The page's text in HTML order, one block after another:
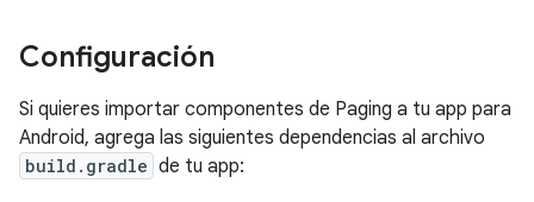
Configuración
Si quieres importar componentes de Paging a tu app para
Android, agrega las siguientes dependencias al archivo
build.gradle de tu app: